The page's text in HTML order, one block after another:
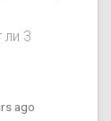
ли 3
ago